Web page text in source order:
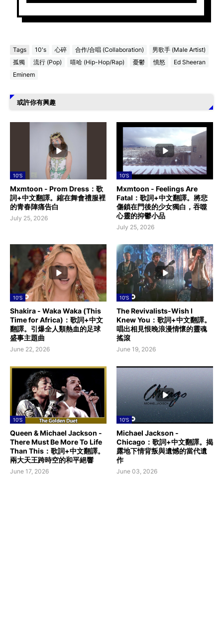
Tags 10's 心碎 合作/合唱 (Collaboration)
男歌手 (Male Artist)
孤獨
流行 (Pop) 嘻哈 (Hip-Hop/Rap) 憂鬱 憤怒
Ed Sheeran
Eminem
或許你有興趣
10'S
Mxmtoon - Prom Dress：歌
詞+中文翻譯。縮在舞會禮服裡
的青春陣痛告白
July 25, 2026
10'S
Mxmtoon - Feelings Are
Fatal：歌詞+中文翻譯。將悲
傷鎖在門後的少女獨白，吞噬
心靈的抑鬱小品
July 25, 2026
10'S
Shakira - Waka Waka (This
Time for Africa)：歌詞+中文
翻譯。引爆全人類熱血的足球
盛事主題曲
June 22, 2026
10'S
The Revivalists-Wish I
Knew You：歌詞+中文翻譯。
唱出相見恨晚浪漫情懷的靈魂
搖滾
June 19, 2026
10'S
Queen & Michael Jackson -
There Must Be More To Life
Than This：歌詞+中文翻譯。
兩大天王跨時空的和平絕響
June 17, 2026
10'S
Michael Jackson -
Chicago：歌詞+中文翻譯。揭
露地下情背叛與遺憾的當代遺
作
June 03, 2026